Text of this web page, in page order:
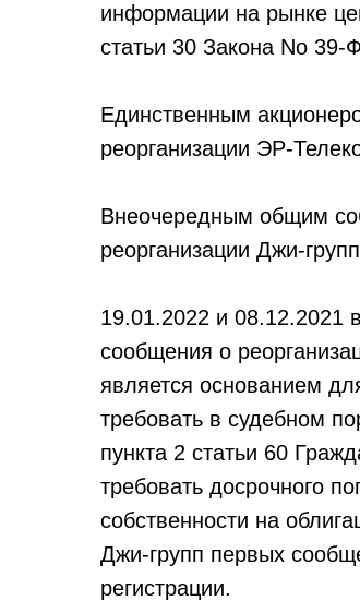
информации на рынке
статьи 30 Закона No
Единственным
реорганизации ЭР-
Внеочередным общим
реорганизации Джи-
19.01.2022 и 08.12.2021
сообщения о
является основанием
требовать в судебном
пункта 2 статьи 60
требовать досрочного
собственности на
Джи-групп первых
регистрации.